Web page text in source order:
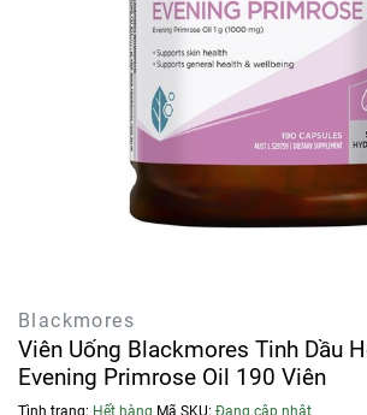
Blackmores
Viên Uống Blackmores Tinh Dầu
Evening Primrose Oil 190 Viên